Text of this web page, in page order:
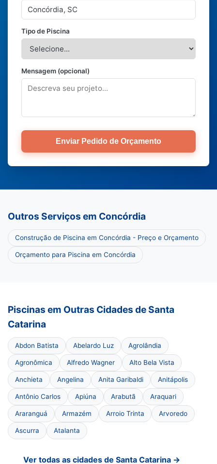
Tipo de Piscina
Mensagem (opcional)
Enviar Pedido de Orçamento
Outros Serviços em Concórdia
Construção de Piscina em Concórdia - Preço e Orçamento
Orçamento para Piscina em Concórdia
Piscinas em Outras Cidades de Santa
Catarina
Abdon Batista Abelardo Luz Agrolândia
Agronômica Alfredo Wagner Alto Bela Vista
Anchieta Angelina Anita Garibaldi Anitápolis
Antônio Carlos Apiúna Arabutã Araquari
Araranguá Armazém Arroio Trinta Arvoredo
Ascurra Atalanta
Ver todas as cidades de Santa Catarina →